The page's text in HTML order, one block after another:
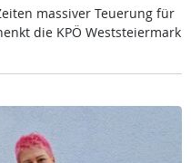
mas­si­ver Teue­rung für
die KPÖ West­s­tei­er­mark